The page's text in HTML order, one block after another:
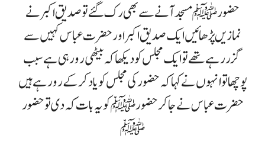
حضور ﷺ مسجد آنے سے بھی رک گئے تو صدیق اکبر نے
نمازیں پڑھائیں ایک صدیق اکبر اور حضرت عباس کہیں سے
گزر رہے تھے تو ایک مجلس کو دیکھا کہ بیٹھی رو رہی ہے سبب
پوچھا تو انہوں نے کہا کہ حضور کی مجلس کو یاد کر کے رو رہے ہیں
حضرت عباس نے جا کر حضور ﷺ کو یہ بات کہ دی تو حضور
ﷺ